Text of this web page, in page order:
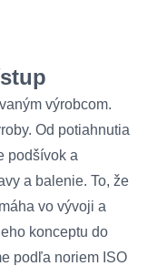
výrobcom.
Od potiahnutia
podšívok a
a balenie. To, že
vo vývoji a
konceptu do
podľa noriem ISO